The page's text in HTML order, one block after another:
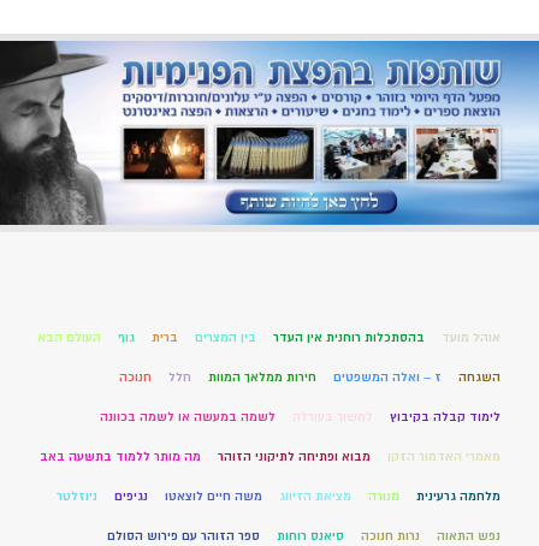
אוהל מועד בהסתכלות רוחנית אין העדר בין המצרים ברית גוף העולם הבא
השגחה ז – ואלה המשפטים חירות ממלאך המוות חלל חנוכה
לימוד קבלה בקיבוץ למשוך בעורלה לשמה במעשה או לשמה בכוונה
מאמרי האדמור הזקן מבוא ופתיחה לתיקוני הזוהר מה מותר ללמוד בתשעה באב
מלחמה גרעינית מנורה מציאת הזיווג משה חיים לוצאטו נגיפים ניוזלטר
נפש התאוה נרות חנוכה סיאנס רוחות ספר הזוהר עם פירוש הסולם